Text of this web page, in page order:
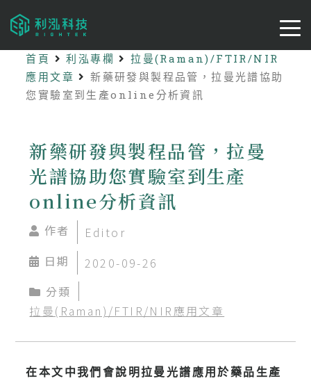
首頁 利泓專欄
拉曼(Raman)/FTIR/NIR
應用文章
新藥研發與製程品管，拉曼光譜協助
您實驗室到生產online分析資訊
新藥研發與製程品管，拉曼
光譜協助您實驗室到生產
online分析資訊
作者
Editor
日期
2020-09-26
分類
拉曼(Raman)/FTIR/NIR應用文章
在本文中我們會說明拉曼光譜應用於藥品生產